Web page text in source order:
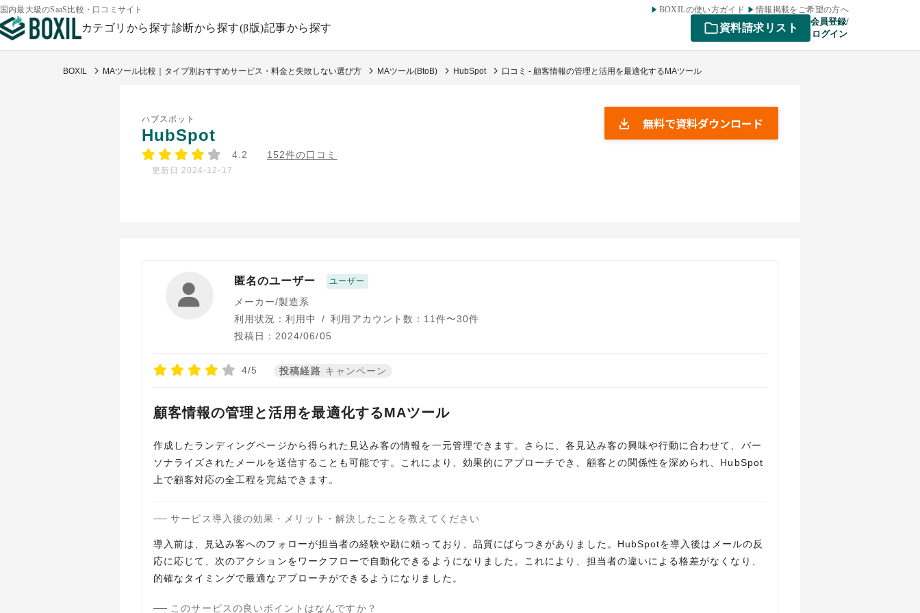
国内最大級のSaaS比較・口コミサイト BOXILの使い方ガイド 情報掲載をご希望の方へ
カテゴリから探す診断から探す(β版)記事から探す 資料請求リスト
会員登録/
ログイン
BOXIL MAツール比較｜タイプ別おすすめサービス・料金と失敗しない選び方 MAツール(BtoB) HubSpot 口コミ - 顧客情報の管理と活用を最適化するMAツール
ハブスポット
HubSpot
4.2 152件の口コミ
更新日 2024-12-17
無料で資料ダウンロード
匿名のユーザー ユーザー
メーカー/製造系
利用状況：利用中
/ 利用アカウント数：11件〜30件
投稿日：2024/06/05
4/5 投稿経路 キャンペーン
顧客情報の管理と活用を最適化するMAツール
作成したランディングページから得られた見込み客の情報を一元管理できます。さらに、各見込み客の興味や行動に合わせて、パー
ソナライズされたメールを送信することも可能です。これにより、効果的にアプローチでき、顧客との関係性を深められ、HubSpot
上で顧客対応の全工程を完結できます。
サービス導入後の効果・メリット・解決したことを教えてください
導入前は、見込み客へのフォローが担当者の経験や勘に頼っており、品質にばらつきがありました。HubSpotを導入後はメールの反
応に応じて、次のアクションをワークフローで自動化できるようになりました。これにより、担当者の違いによる格差がなくなり、
的確なタイミングで最適なアプローチができるようになりました。
このサービスの良いポイントはなんですか？